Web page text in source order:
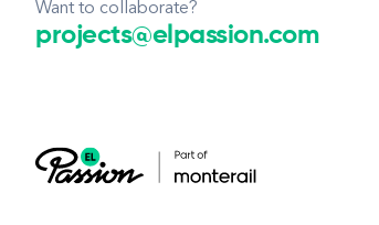
Want to collaborate?
projects@elpassion.com